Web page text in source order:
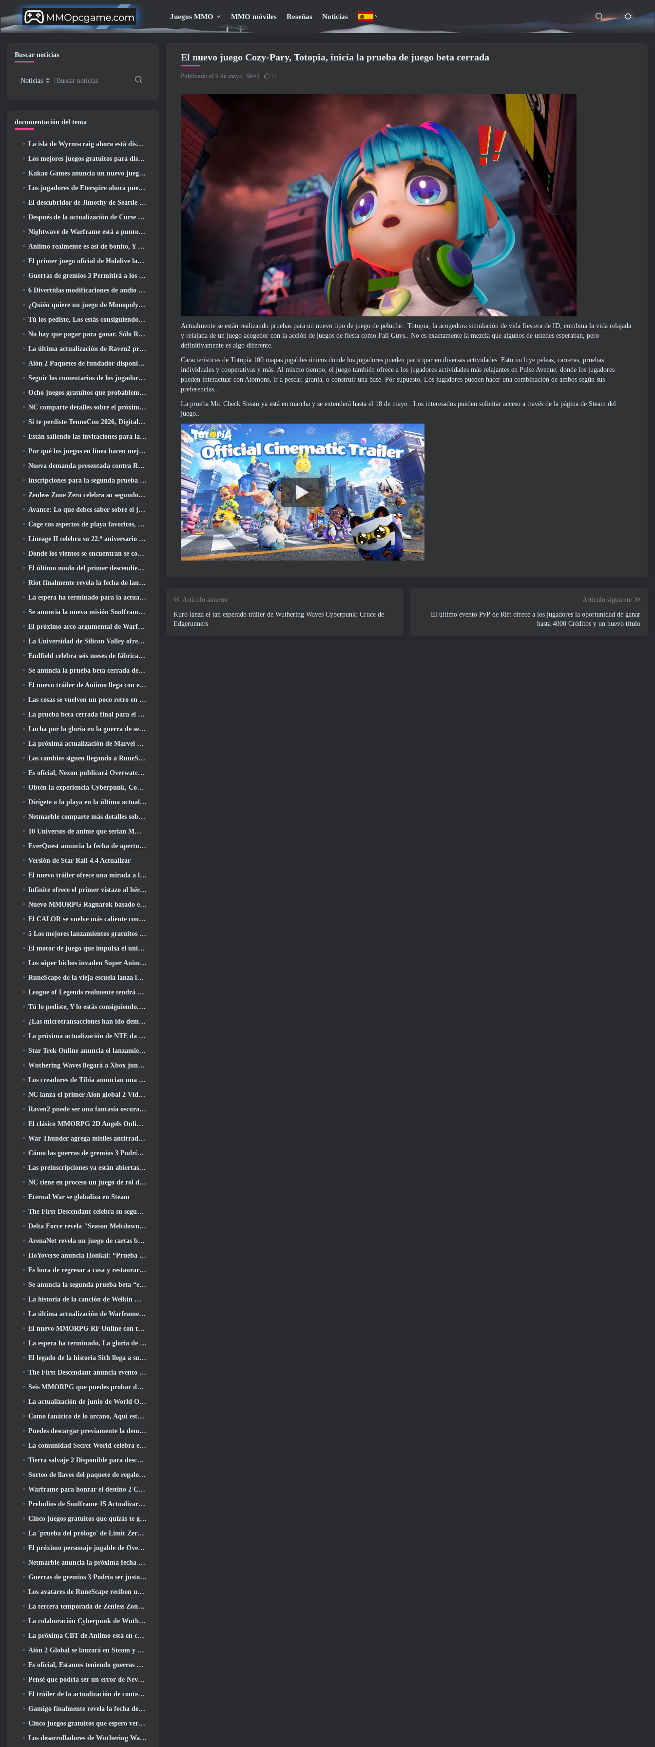
Juegos MMO MMO móviles Reseñas Noticias
El nuevo juego Cozy-Pary, Totopia, inicia la prueba de juego beta cerrada
Publicado el 9 de mayo 43 15
Actualmente se están realizando pruebas para un nuevo tipo de juego de peluche.. Totopia, la acogedora simulación de vida fiestera de ID, combina la vida relajada
y relajada de un juego acogedor con la acción de juegos de fiesta como Fall Guys.. No es exactamente la mezcla que algunos de ustedes esperaban, pero
definitivamente es algo diferente.
Características de Totopía 100 mapas jugables únicos donde los jugadores pueden participar en diversas actividades. Esto incluye peleas, carreras, pruebas
individuales y cooperativas y más. Al mismo tiempo, el juego también ofrece a los jugadores actividades más relajantes en Pulse Avenue, donde los jugadores
pueden interactuar con Atomons, ir a pescar, granja, o construir una base. Por supuesto, Los jugadores pueden hacer una combinación de ambos según sus
preferencias..
La prueba Mic Check Steam ya está en marcha y se extenderá hasta el 18 de mayo.. Los interesados ​​pueden solicitar acceso a través de la página de Steam del
juego..
Artículo anterior
Kuro lanza el tan esperado tráiler de Wuthering Waves Cyberpunk: Cruce de
Edgerunners
Artículo siguiente
El último evento PvP de Rift ofrece a los jugadores la oportunidad de ganar
hasta 4000 Créditos y un nuevo título
Buscar noticias
Noticias Buscar noticias
documentación del tema
La isla de Wyrmscraig ahora está disponible para explorar en RuneScape de la vieja escuela
Los mejores juegos gratuitos para disfrutar con tu equipo (2026)
Kakao Games anuncia un nuevo juego de rol de acción, doncella guardiana
Los jugadores de Eterspire ahora pueden viajar un poco en el tiempo... como regalo
El descubridor de Jimothy de Seattle tiene vínculos con ArenaNet, Por supuesto que lo agregarán a Guild Wars 2
Después de la actualización de Curse Of The Allflame, Path Of Exile anuncia varios cambios según los comentarios
Nightwave de Warframe está a punto de regresar de una manera impactante
Aniimo realmente es así de bonito, Y bastante relajado
El primer juego oficial de Hololive lanzado esta semana
Guerras de gremios 3 Permitirá a los jugadores experimentar el mundo de Tyria antes de que los dragones ancianos despertaran
6 Divertidas modificaciones de audio que debes probar para Marvel Rivals
¿Quién quiere un juego de Monopoly RuneScape?? Porque uno está en camino
Tú los pediste, Los estás consiguiendo. Los dragones están llegando a Albion Online
No hay que pagar para ganar. Sólo Ragnarök. Origin Classic se lanza en julio 23
La última actualización de Raven2 presenta el sistema de despertar de habilidades, Brindar a los jugadores más formas de mejorar sus habilidades
Aión 2 Paquetes de fundador disponibles para su compra, Completo con cinco días de acceso anticipado
Seguir los comentarios de los jugadores, Los jugadores de League Of Legends Classic no tendrán que pagar por máscaras clásicas
Ocho juegos gratuitos que probablemente pasaste por alto y que forman parte del Train Fest de Steam
NC comparte detalles sobre el próximo acceso anticipado de Aion 2
Si te perdiste TennoCon 2026, Digital Extremes comparte todos los paneles
Están saliendo las invitaciones para la prueba de “dicotomía” de Silver Palace
Por qué los juegos en línea hacen mejor anime que el anime hace juegos
Nueva demanda presentada contra Roblox en Oregon alegando un incidente de preparación infantil
Inscripciones para la segunda prueba cerrada mundial de Global MapleStory Classic
Zenless Zone Zero celebra su segundo aniversario ofreciendo a los jugadores la posibilidad de elegir un agente de rango S gratuito
Avance: Lo que debes saber sobre el juego de recolección de criaturas de HoYoverse, Honkai: Alma de enlace
Coge tus aspectos de playa favoritos, Los juegos de verano han regresado a Overwatch
Lineage II celebra su 22.º aniversario con un álbum en vinilo de edición coleccionista
Donde los vientos se encuentran se convierte en una versión “Eastern Steampunk” 2.0
El último modo del primer descendiente reúne las difíciles batallas de intercepción del vacío y las profundidades
Riot finalmente revela la fecha de lanzamiento del modo clásico de League Of Legends
La espera ha terminado para la actualización de alojamiento para grandes jugadores de RuneScape
Se anuncia la nueva misión Soulframe Fable
El próximo arco argumental de Warframe lleva a los jugadores a un mapa estelar completamente nuevo, El sistema Tau
La Universidad de Silicon Valley ofrece becas para juegos y algunos de los requisitos son interesantes
Endfield celebra seis meses de fábricas y tirolesas durante su próxima actualización
Se anuncia la prueba beta cerrada de la tercera etapa de las batallas de infantería de Of War Thunder
El nuevo tráiler de Aniimo llega con el lanzamiento de la última prueba beta cerrada
Las cosas se vuelven un poco retro en la temporada final 11 Actualizar
La prueba beta cerrada final para el shooter F2P Sudden Attack Zero Point de Nexon comenzó hoy
Lucha por la gloria en la guerra de servidores de Lineage II
La próxima actualización de Marvel Rivals lleva la lucha a los dioses
Los cambios siguen llegando a RuneScape. Esta vez es vivienda para jugadores
Es oficial, Nexon publicará Overwatch en Corea del Sur en el futuro
Obtén la experiencia Cyberpunk, Completo con ciberpsicosis, En el próximo evento cruzado de Apex Legends
Dirígete a la playa en la última actualización de Palia
Netmarble comparte más detalles sobre el próximo juego de nivelación en solitario, Nivelación en solitario: KARMA en la Anime Expo
10 Universos de anime que serían MMO increíbles
EverQuest anuncia la fecha de apertura del segundo 2026 Servidor de expansión con bloqueo de tiempo
Versión de Star Rail 4.4 Actualizar
El nuevo tráiler ofrece una mirada a la jugabilidad en Silver Palace
Infinite ofrece el primer vistazo al héroe con forma de sirena que llegará en SS13: Recuperación de la vista
Nuevo MMORPG Ragnarok basado en navegador, Se anuncia el universo Ragnarok
El CALOR se vuelve más caliente con el lanzamiento de un nuevo mapa del desierto
5 Los mejores lanzamientos gratuitos para jugar desde 2025, ¿Todavía vale la pena jugar? 2026?
El motor de juego que impulsa el universo de un solo fragmento de Eve Online ahora es de código abierto
Los súper bichos invaden Super Animal Royale en la actualización 'Super Natural'
RuneScape de la vieja escuela lanza la misión Gran Maestro 'The Blood Moon Rises', Poniendo fin a una línea de búsqueda de 20 años
League of Legends realmente tendrá un modo clásico
Tú lo pediste, Y lo estás consiguiendo. Los gremios ahora están disponibles en Eterspire
¿Las microtransacciones han ido demasiado lejos en los juegos gratuitos??
La próxima actualización de NTE da un paso atrás hacia un juego de mesa de fantasía
Star Trek Online anuncia el lanzamiento de la próxima temporada “Undiscovered”
Wuthering Waves llegará a Xbox junto con la versión 3.5 Actualizar
Los creadores de Tibia anuncian una nueva prueba del MMORPG de zombis de la vieja escuela, Persistir en línea
NC lanza el primer Aion global 2 Vídeo para desarrolladores, Compartir detalles sobre el juego
Raven2 puede ser una fantasía oscura, Pero eso no detiene la diversión del verano
El clásico MMORPG 2D Angels Online global se lanza hoy
War Thunder agrega misiles antirradiación y medidas de soporte electrónico en la actualización de caballería pesada
Cómo las guerras de gremios 3 Podría estar buscando innovar en el espacio MMO
Las preinscripciones ya están abiertas para MIRESI de Smilegate: Futuro invisible
NC tiene en proceso un juego de rol de Magical Girl con un estilo artístico inspirado en el anime de los 90
Eternal War se globaliza en Steam
The First Descendant celebra su segundo aniversario con Descendant Fest 2026 Arroyo
Delta Force revela "Season Meltdown", Anuncia la colaboración de Rainbow Six Siege
ArenaNet revela un juego de cartas basado en Guild Wars, Atado a la niebla
HoYoverse anuncia Honkai: “Prueba de evolución” del anime Nexus
Es hora de regresar a casa y restaurar el dichoso retiro donde se encuentran los vientos
Se anuncia la segunda prueba beta “exclusiva” para los tomadores de tiempo del shooter de supervivencia en equipo
La historia de la canción de Welkin Moon de Genshin Impact llega y termina.. en la luna
La última actualización de Warframe celebra a todos los papás espaciales
El nuevo MMORPG RF Online con temática mecánica de Netmarble se lanza a nivel mundial
La espera ha terminado, La gloria de los derrotados ha regresado
El legado de la historia Sith llega a su conclusión hoy en la última actualización de SWTOR
The First Descendant anuncia evento de colaboración EVANGELION
Seis MMORPG que puedes probar durante Steam Next Fest
La actualización de junio de World Of Warships celebra el Día de la Independencia de EE. UU. con una nueva campaña narrativa
Como fanático de lo arcano, Aquí está 5 Cosas que quiero ver del MMO de Riot
Puedes descargar previamente la demostración de Steam Next Fest de Embers Of The Uncrowned Tomorrow
La comunidad Secret World celebra el 14º aniversario con un misterio que deberán resolver juntos
Tierra salvaje 2 Disponible para descargar gratis (y mantener) Por tiempo limitado
Sorteo de llaves del paquete de regalo Crystal Saga Nova
Warframe para honrar el destino 2 Con título y actividad especial en el juego
Preludios de Soulframe 15 Actualizar botín y pesca
Cinco juegos gratuitos que quizás te guste probar durante el Bullet Fest
La 'prueba del prólogo' de Limit Zero Breakers comienza hoy
El próximo personaje jugable de Overwatch parece ser un jefe criminal cyborg con exceso de trabajo
Netmarble anuncia la próxima fecha de lanzamiento global de RF Online
Guerras de gremios 3 Podría ser justo lo que la industria de los MMO necesita ahora mismo
Los avatares de RuneScape reciben una revisión en la mayor actualización visual del juego en los últimos diez años
La tercera temporada de Zenless Zone Zero comienza con un viaje a una isla Bangboo en el cielo, Y a la plataforma Steam
La colaboración Cyberpunk de Wuthering Waves es exactamente lo que quiero de mis eventos cruzados de videojuegos
La próxima CBT de Aniimo está en camino... Y, Tenemos una ventana de lanzamiento oficial
Aión 2 Global se lanzará en Steam y Purple a finales de este año
Es oficial, Estamos teniendo guerras de gremios 3
Pensé que podría ser un error de Neverness To Everness tener el evento Porsche Collab Gacha tan temprano, Pero me equivoqué
El tráiler de la actualización de contenido final de Destiny 2 es un grito de guerra
Gamigo finalmente revela la fecha del regreso de Gloria Victis, ¿Sobrevivirá la segunda vez??
Cinco juegos gratuitos que espero ver durante el Summer Game Fest
Los desarrolladores de Wuthering Waves discuten la creación de la secuencia de batalla Lahai-Roi Mech